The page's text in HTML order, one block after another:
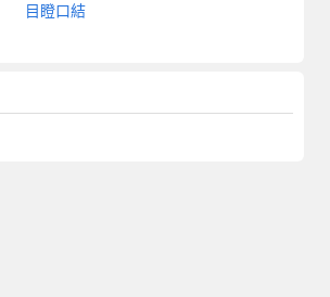
目瞪口結